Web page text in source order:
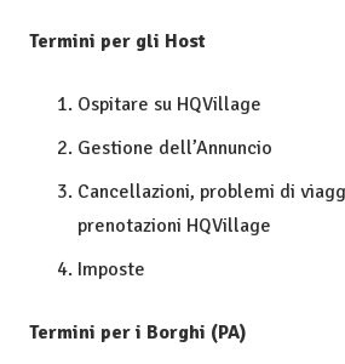
Termini per gli Host
Ospitare su HQVillage
Gestione dell’Annuncio
Cancellazioni, problemi di
prenotazioni HQVillage
Imposte
Termini per i Borghi (PA)